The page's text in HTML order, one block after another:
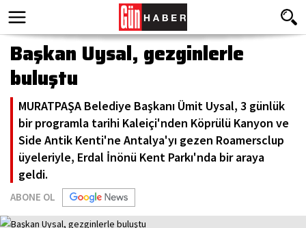
Başkan Uysal, gezginlerle
buluştu
MURATPAŞA Belediye Başkanı Ümit Uysal, 3 günlük
bir programla tarihi Kaleiçi'nden Köprülü Kanyon ve
Side Antik Kenti'ne Antalya'yı gezen Roamersclup
üyeleriyle, Erdal İnönü Kent Parkı'nda bir araya
geldi.
ABONE OL